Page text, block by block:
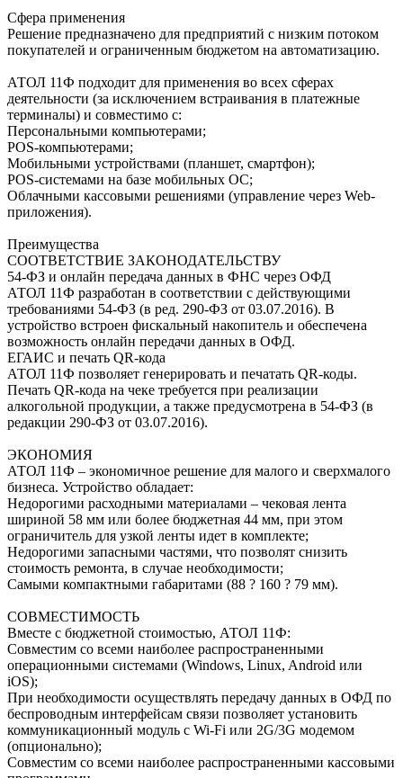
Сфера применения
Решение предназначено для предприятий с низким потоком
покупателей и ограниченным бюджетом на автоматизацию.
АТОЛ 11Ф подходит для применения во всех сферах
деятельности (за исключением встраивания в платежные
терминалы) и совместимо с:
Персональными компьютерами;
POS-компьютерами;
Мобильными устройствами (планшет, смартфон);
POS-системами на базе мобильных ОС;
Облачными кассовыми решениями (управление через Web-
приложения).
Преимущества
СООТВЕТСТВИЕ ЗАКОНОДАТЕЛЬСТВУ
54-ФЗ и онлайн передача данных в ФНС через ОФД
АТОЛ 11Ф разработан в соответствии с действующими
требованиями 54-ФЗ (в ред. 290-ФЗ от 03.07.2016). В
устройство встроен фискальный накопитель и обеспечена
возможность онлайн передачи данных в ОФД.
ЕГАИС и печать QR-кода
АТОЛ 11Ф позволяет генерировать и печатать QR-коды.
Печать QR-кода на чеке требуется при реализации
алкогольной продукции, а также предусмотрена в 54-ФЗ (в
редакции 290-ФЗ от 03.07.2016).
ЭКОНОМИЯ
АТОЛ 11Ф – экономичное решение для малого и сверхмалого
бизнеса. Устройство обладает:
Недорогими расходными материалами – чековая лента
шириной 58 мм или более бюджетная 44 мм, при этом
ограничитель для узкой ленты идет в комплекте;
Недорогими запасными частями, что позволят снизить
стоимость ремонта, в случае необходимости;
Самыми компактными габаритами (88 ? 160 ? 79 мм).
СОВМЕСТИМОСТЬ
Вместе с бюджетной стоимостью, АТОЛ 11Ф:
Совместим со всеми наиболее распространенными
операционными системами (Windows, Linux, Android или
iOS);
При необходимости осуществлять передачу данных в ОФД по
беспроводным интерфейсам связи позволяет установить
коммуникационный модуль с Wi-Fi или 2G/3G модемом
(опционально);
Совместим со всеми наиболее распространенными кассовыми